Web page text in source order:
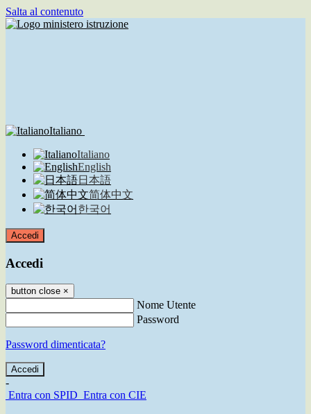
Salta al contenuto
Italiano
Italiano
English
日本語
简体中文
한국어
Accedi
Accedi
button close ×
Nome Utente
Password
Password dimenticata?
-
Entra con SPID Entra con CIE